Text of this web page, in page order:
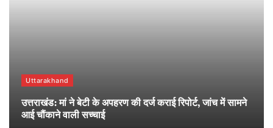
Uttarakhand
उत्तराखंड: मां ने बेटी के अपहरण की दर्ज कराई रिपोर्ट, जांच में सामने
आई चौंकाने वाली सच्चाई